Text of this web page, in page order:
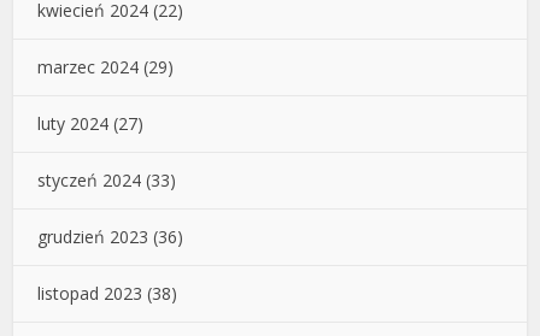
kwiecień 2024 (22)
marzec 2024 (29)
luty 2024 (27)
styczeń 2024 (33)
grudzień 2023 (36)
listopad 2023 (38)